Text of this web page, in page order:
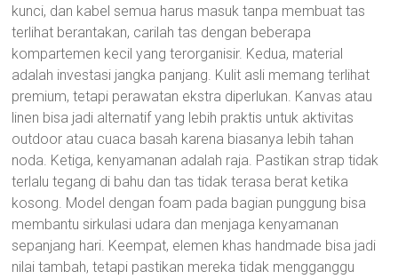
kunci, dan kabel semua harus masuk tanpa membuat tas
terlihat berantakan, carilah tas dengan beberapa
kompartemen kecil yang terorganisir. Kedua, material
adalah investasi jangka panjang. Kulit asli memang terlihat
premium, tetapi perawatan ekstra diperlukan. Kanvas atau
linen bisa jadi alternatif yang lebih praktis untuk aktivitas
outdoor atau cuaca basah karena biasanya lebih tahan
noda. Ketiga, kenyamanan adalah raja. Pastikan strap tidak
terlalu tegang di bahu dan tas tidak terasa berat ketika
kosong. Model dengan foam pada bagian punggung bisa
membantu sirkulasi udara dan menjaga kenyamanan
sepanjang hari. Keempat, elemen khas handmade bisa jadi
nilai tambah, tetapi pastikan mereka tidak mengganggu